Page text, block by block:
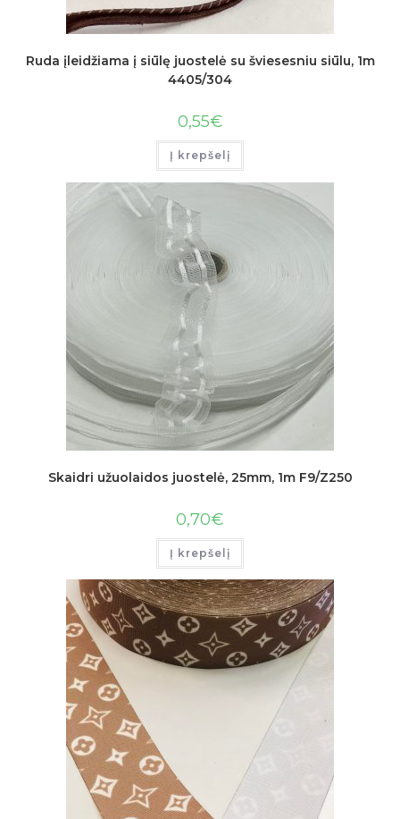
Ruda įleidžiama į siūlę juostelė su šviesesniu siūlu, 1m
4405/304
0,55€
Į krepšelį
Skaidri užuolaidos juostelė, 25mm, 1m F9/Z250
0,70€
Į krepšelį